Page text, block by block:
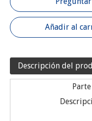
Añadir al
Descripción del